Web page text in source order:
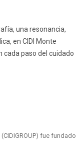
una resonancia,
en CIDI Monte
cada paso del cuidado
fue fundado